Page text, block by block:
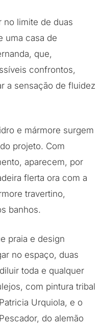
no limite de duas
uma casa de
que,
confrontos,
a sensação de fluidez
e mármore surgem
projeto. Com
aparecem, por
flerta ora com a
travertino,
banhos.
praia e design
no espaço, duas
toda e qualquer
com pintura tribal
Urquiola, e o
do alemão